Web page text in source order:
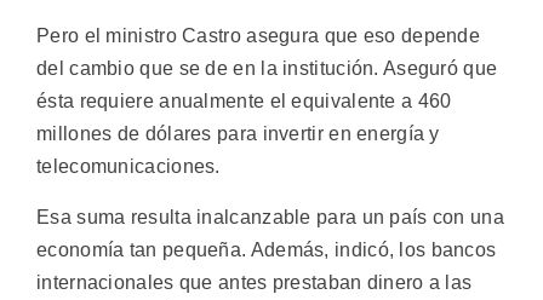
Pero el ministro Castro asegura que eso depende
del cambio que se de en la institución. Aseguró que
ésta requiere anualmente el equivalente a 460
millones de dólares para invertir en energía y
telecomunicaciones.
Esa suma resulta inalcanzable para un país con una
economía tan pequeña. Además, indicó, los bancos
internacionales que antes prestaban dinero a las